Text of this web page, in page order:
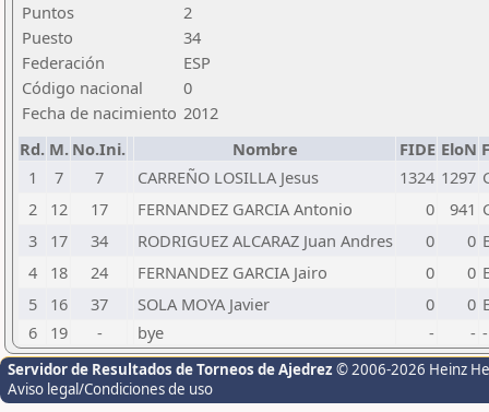
Puntos
2
Puesto
34
Federación
ESP
Código nacional
0
Fecha de nacimiento 2012
Rd. M. No.Ini. Nombre FIDE EloN
1
7 7 CARREÑO LOSILLA Jesus 1324 1297
2
12 17 FERNANDEZ GARCIA Antonio 0 941
3
17 34 RODRIGUEZ ALCARAZ Juan Andres 0 0
4
18 24 FERNANDEZ GARCIA Jairo 0 0
5
16 37 SOLA MOYA Javier 0 0
6
19 - bye - - -
Servidor de Resultados de Torneos de Ajedrez © 2006-2026 Heinz
Aviso legal/Condiciones de uso